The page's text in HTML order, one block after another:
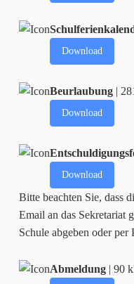
Download
Beurlaubung |
Download
Download
Bitte beachten Sie, dass
Email an das Sekretariat
Schule abgeben oder per
Abmeldung | 90